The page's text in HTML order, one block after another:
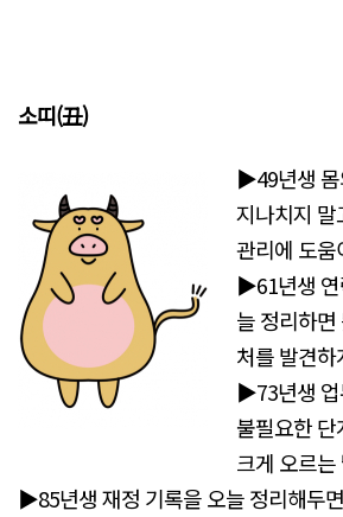
소띠(丑)
▶49년생 몸
지나치지
관리에 도움
▶61년생 연
늘 정리하
처를 발견
▶73년생 업
불필요한
크게 오르
▶85년생 재정 기록을 오늘 정리해두